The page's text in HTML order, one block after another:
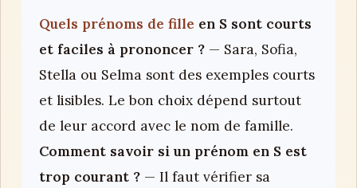
Quels prénoms de fille en S sont courts
et faciles à prononcer ? — Sara, Sofia,
Stella ou Selma sont des exemples courts
et lisibles. Le bon choix dépend surtout
de leur accord avec le nom de famille.
Comment savoir si un prénom en S est
trop courant ? — Il faut vérifier sa